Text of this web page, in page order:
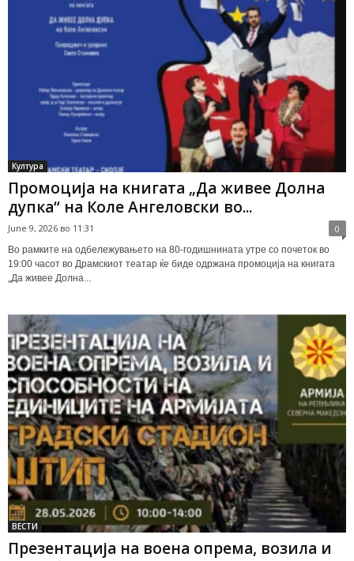
Култура
Промоција на книгата „Да живее Долна
дупка“ на Коле Ангеловски во...
June 9, 2026 во 11:31 0
Во рамките на одбележувањето на 80-годишнината утре со почеток во
19:00 часот во Драмскиот театар ќе биде одржана промоција на книгата
„Да живее Долна...
ВЕСТИ
Презентација на воена опрема, возила и